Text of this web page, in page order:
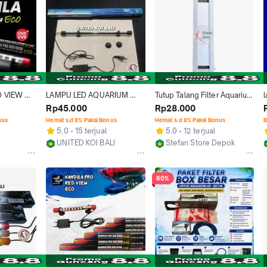
Celup Aerasi
VIEW
80
LED
Hias
LAMPU LED AQUARIUM
SUBMERSIBLE ACT400 40
CM LAMPU PUTIH BIRU
Rp45.000
Hemat s.d 8% Pakai Bonus
5.0
15 terjual
UNITED KOI BALI
Tutup Talang Filter Aquarium
40 cm
Rp28.000
Hemat s.d 8% Pakai Bonus
5.0
12 terjual
Stefan Store Depok
60%